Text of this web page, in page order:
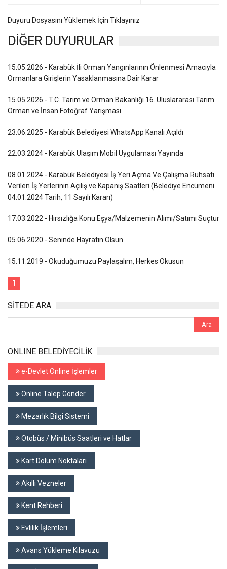
Duyuru Dosyasını Yüklemek İçin Tıklayınız
DİĞER DUYURULAR
15.05.2026 - Karabük İli Orman Yangınlarının Önlenmesi Amacıyla
Ormanlara Girişlerin Yasaklanmasına Dair Karar
15.05.2026 - T.C. Tarım ve Orman Bakanlığı 16. Uluslararası Tarım
Orman ve İnsan Fotoğraf Yarışması
23.06.2025 - Karabük Belediyesi WhatsApp Kanalı Açıldı
22.03.2024 - Karabük Ulaşım Mobil Uygulaması Yayında
08.01.2024 - Karabük Belediyesi İş Yeri Açma Ve Çalışma Ruhsatı
Verilen İş Yerlerinin Açılış ve Kapanış Saatleri (Belediye Encümeni
04.01.2024 Tarih, 11 Sayılı Kararı)
17.03.2022 - Hırsızlığa Konu Eşya/Malzemenin Alımı/Satımı Suçtur
05.06.2020 - Seninde Hayratın Olsun
15.11.2019 - Okuduğumuzu Paylaşalım, Herkes Okusun
1
SİTEDE ARA
ONLINE BELEDİYECİLİK
e-Devlet Online İşlemler
Online Talep Gönder
Mezarlık Bilgi Sistemi
Otobüs / Minibüs Saatleri ve Hatlar
Kart Dolum Noktaları
Akıllı Vezneler
Kent Rehberi
Evlilik İşlemleri
Avans Yükleme Kılavuzu